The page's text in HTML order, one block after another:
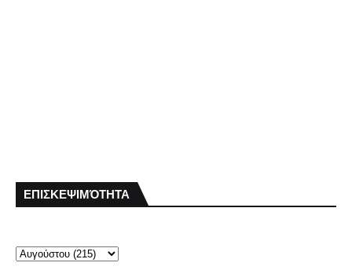
ΕΠΙΣΚΕΨΙΜΌΤΗΤΑ